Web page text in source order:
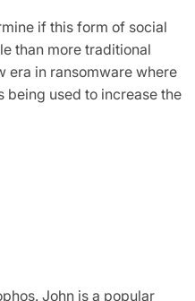
if this form of social
than more traditional
era in ransomware where
being used to increase the
John is a popular